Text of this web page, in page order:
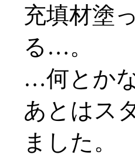
充填材塗
る…。
…何とか
あとはス
ました。